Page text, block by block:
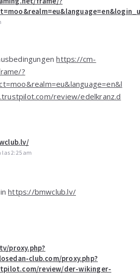
https://cm-
?
review/edelkranz.d
las 2:25 am
https://bmwclub.lv/
proxy.php?
club.com/proxy.php?
review/der-wikinger-